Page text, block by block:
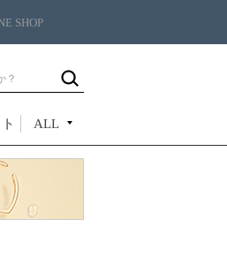
SHOP
ALL